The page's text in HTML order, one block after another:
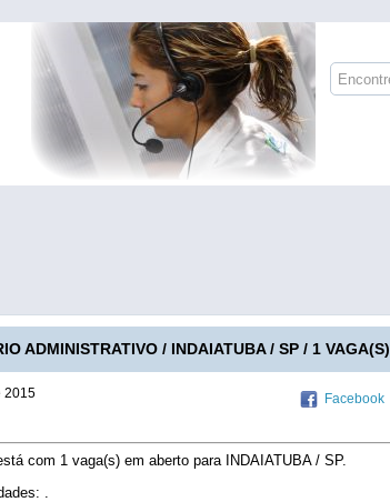
ADMINISTRATIVO / INDAIATUBA / SP / 1 VAGA(S)
2015 Facebook
com 1 vaga(s) em aberto para INDAIATUBA / SP.
.